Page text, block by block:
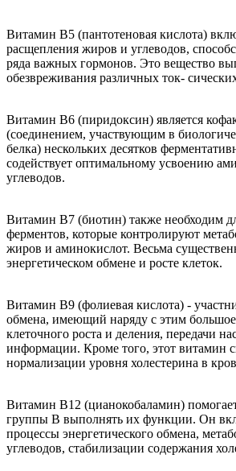
Витамин В5 (пантотеновая кислота)
расщепления жиров и углеводов,
ряда важных гормонов. Это вещество
обезвреживания различных ток-
Витамин В6 (пиридоксин) является
(соединением, участвующим в
белка) нескольких десятков
содействует оптимальному усвоению
углеводов.
Витамин В7 (биотин) также необходим
ферментов, которые контролируют
жиров и аминокислот. Весьма
энергетическом обмене и росте клеток.
Витамин B9 (фолиевая кислота) -
обмена, имеющий наряду с этим большое
клеточного роста и деления, передачи
информации. Кроме того, этот витамин
нормализации уровня холестерина в
Витамин В12 (цианокобаламин)
группы В выполнять их функции. Он
процессы энергетического обмена,
углеводов, стабилизации содержания